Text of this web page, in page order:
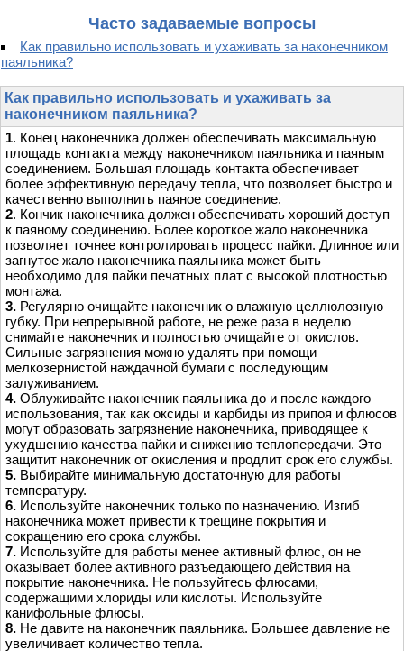
Часто задаваемые вопросы
Как правильно использовать и ухаживать за наконечником
паяльника?
Как правильно использовать и ухаживать за
наконечником паяльника?
1. Конец наконечника должен обеспечивать максимальную
площадь контакта между наконечником паяльника и паяным
соединением. Большая площадь контакта обеспечивает
более эффективную передачу тепла, что позволяет быстро и
качественно выполнить паяное соединение.
2. Кончик наконечника должен обеспечивать хороший доступ
к паяному соединению. Более короткое жало наконечника
позволяет точнее контролировать процесс пайки. Длинное или
загнутое жало наконечника паяльника может быть
необходимо для пайки печатных плат с высокой плотностью
монтажа.
3. Регулярно очищайте наконечник о влажную целлюлозную
губку. При непрерывной работе, не реже раза в неделю
снимайте наконечник и полностью очищайте от окислов.
Сильные загрязнения можно удалять при помощи
мелкозернистой наждачной бумаги с последующим
залуживанием.
4. Облуживайте наконечник паяльника до и после каждого
использования, так как оксиды и карбиды из припоя и флюсов
могут образовать загрязнение наконечника, приводящее к
ухудшению качества пайки и снижению теплопередачи. Это
защитит наконечник от окисления и продлит срок его службы.
5. Выбирайте минимальную достаточную для работы
температуру.
6. Используйте наконечник только по назначению. Изгиб
наконечника может привести к трещине покрытия и
сокращению его срока службы.
7. Используйте для работы менее активный флюс, он не
оказывает более активного разъедающего действия на
покрытие наконечника. Не пользуйтесь флюсами,
содержащими хлориды или кислоты. Используйте
канифольные флюсы.
8. Не давите на наконечник паяльника. Большее давление не
увеличивает количество тепла.